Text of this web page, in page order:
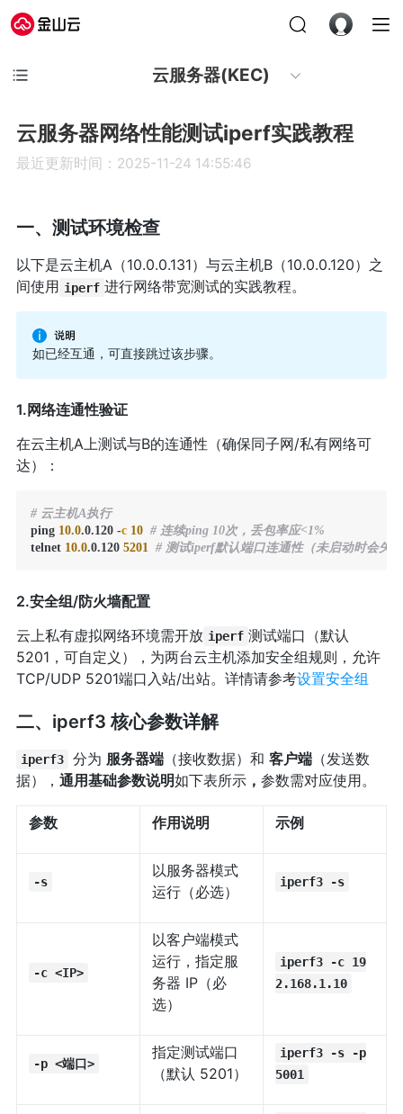
云服务器(KEC)
云服务器网络性能测试iperf实践教程
最近更新时间：2025-11-24 14:55:46
一、测试环境检查
以下是云主机A（10.0.0.131）与云主机B（10.0.0.120）之
间使用 iperf 进行网络带宽测试的实践教程。
如已经互通，可直接跳过该步骤。
1.网络连通性验证
在云主机A上测试与B的连通性（确保同子网/私有网络可
达）：
# 云主机A执行
ping 10.0.0.120 -c 10 # 连续ping 10次，丢包率应<1%
telnet 10.0.0.120 5201 # 测试iperf默认端口连通性（未启动时会失
2.安全组/防火墙配置
云上私有虚拟网络环境需开放 iperf 测试端口（默认
5201，可自定义），为两台云主机添加安全组规则，允许
TCP/UDP 5201端口入站/出站。详情请参考设置安全组
二、iperf3 核心参数详解
iperf3 分为 服务器端 （接收数据）和客户端 （发送数
据）， 通用基础参数说明如下表所示， 参数需对应使用。
参数 作用说明 示例
-s
以服务器模式
运行（必选）
iperf3 -s
-c <IP>
以客户端模式
运行，指定服
务器 IP（必
选）
iperf3 -c 19
2.168.1.10
-p <端口>
指定测试端口
（默认 5201）
iperf3 -s -p
5001